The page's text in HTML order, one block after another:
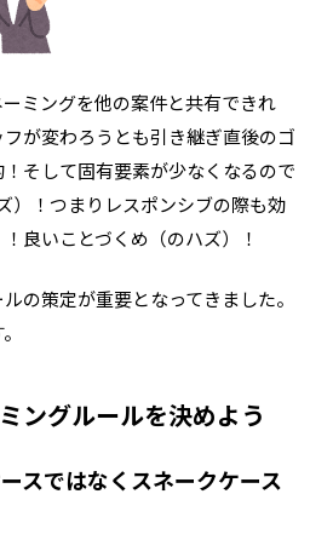
ミングを他の案件と共有できれ
が変わろうとも引き継ぎ直後のゴ
そして固有要素が少なくなるので
）！つまりレスポンシブの際も効
良いことづくめ（のハズ）！
の策定が重要となってきました。
ングルールを決めよう
スではなくスネークケース